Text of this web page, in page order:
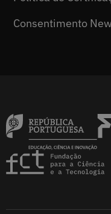
Consentimento